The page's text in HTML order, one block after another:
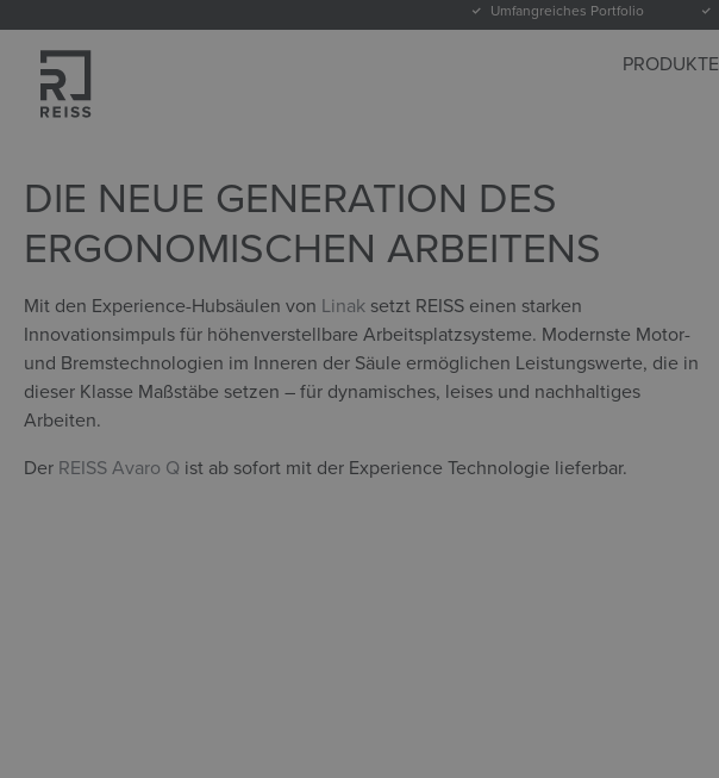
Zur Hauptnavigation springen
Umfangreiches Portfolio
PRODUKTE
DIE NEUE GENERATION DES
ERGONOMISCHEN ARBEITENS
Mit den Experience-Hubsäulen von Linak setzt REISS einen starken
Innovationsimpuls für höhenverstellbare Arbeitsplatzsysteme. Modernste Motor-
und Bremstechnologien im Inneren der Säule ermöglichen Leistungswerte, die in
dieser Klasse Maßstäbe setzen – für dynamisches, leises und nachhaltiges
Arbeiten.
Der REISS Avaro Q ist ab sofort mit der Experience Technologie lieferbar.